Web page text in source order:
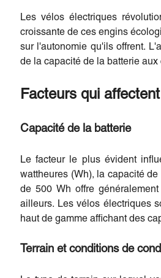
Les vélos électriques
croissante de ces engins
sur l'autonomie qu'ils offrent.
de la capacité de la batterie
Facteurs qui
Capacité de la batterie
Le facteur le plus évident
wattheures (Wh), la capacité
de 500 Wh offre
ailleurs. Les vélos électriques
haut de gamme affichant des
Terrain et conditions de